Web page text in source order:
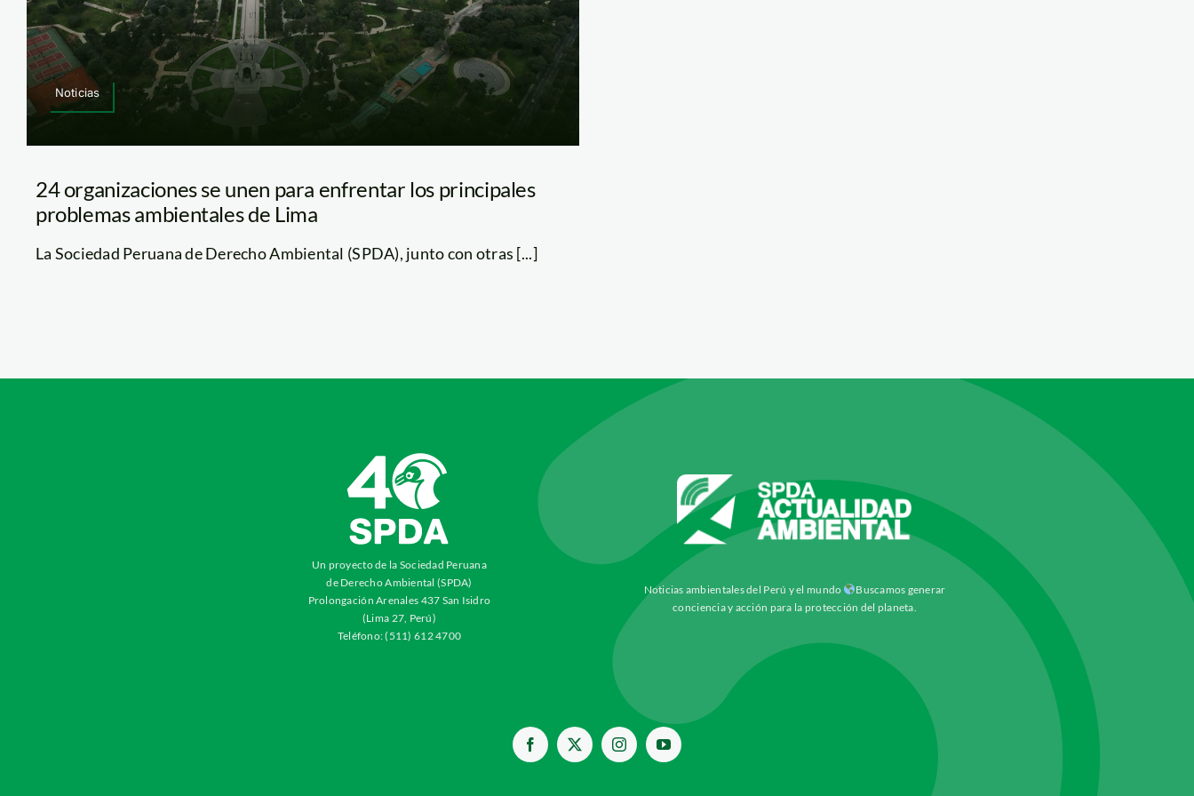
Noticias
24 organizaciones se unen para enfrentar los principales
problemas ambientales de Lima
La Sociedad Peruana de Derecho Ambiental (SPDA), junto con otras [...]
Un proyecto de la Sociedad Peruana
de Derecho Ambiental (SPDA)
Prolongación Arenales 437 San Isidro
(Lima 27, Perú)
Teléfono: (511) 612 4700
Noticias ambientales del Perú y el mundo
Buscamos generar
conciencia y acción para la protección del planeta.